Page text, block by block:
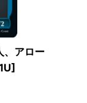
アロー